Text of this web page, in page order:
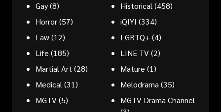
Gay(8) Historical (458)
Horror(57) iQIYI (334)
Law(12) LGBTQ+ (4)
Life (185) LINE TV(2)
Martial Art (28) Mature (1)
Medical (31) Melodrama (35)
MGTV(5)
MGTV Drama Channel